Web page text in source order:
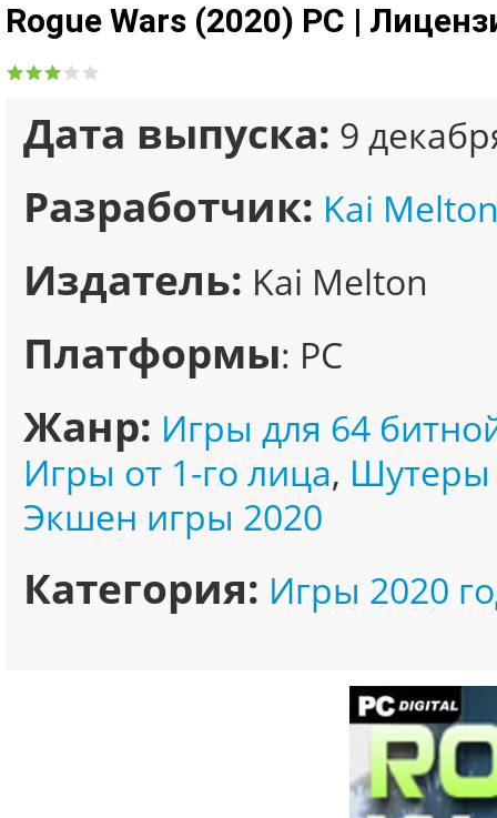
Rogue Wars (2020) PC |
Дата выпуска: 9
Разработчик: Kai
Издатель: Kai Melton
Платформы: PC
Жанр: Игры для 64
Игры от 1-го лица, Шутеры
Экшен игры 2020
Категория: Игры 2020